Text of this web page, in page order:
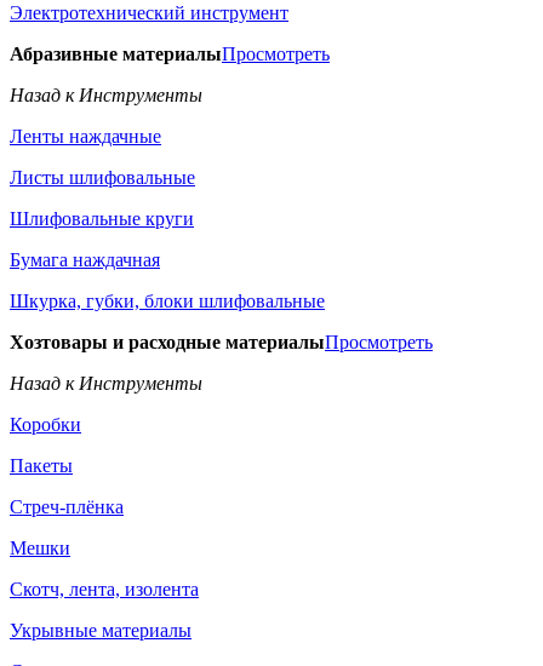
Электротехнический инструмент
Абразивные материалыПросмотреть
Назад к Инструменты
Ленты наждачные
Листы шлифовальные
Шлифовальные круги
Бумага наждачная
Шкурка, губки, блоки шлифовальные
Хозтовары и расходные материалыПросмотреть
Назад к Инструменты
Коробки
Пакеты
Стреч-плёнка
Мешки
Скотч, лента, изолента
Укрывные материалы